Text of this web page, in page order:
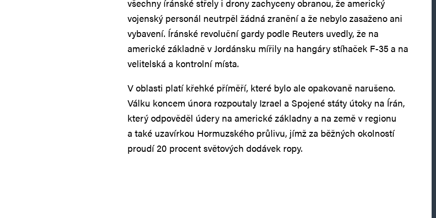
všechny íránské střely i drony zachyceny obranou, že americký
vojenský personál neutrpěl žádná zranění a že nebylo zasaženo ani
vybavení. Íránské revoluční gardy podle Reuters uvedly, že na
americké základně v Jordánsku mířily na hangáry stíhaček F-35 a na
velitelská a kontrolní místa.
V oblasti platí křehké příměří, které bylo ale opakovaně narušeno.
Válku koncem února rozpoutaly Izrael a Spojené státy útoky na Írán,
který odpověděl údery na americké základny a na země v regionu
a také uzavírkou Hormuzského průlivu, jímž za běžných okolností
proudí 20 procent světových dodávek ropy.